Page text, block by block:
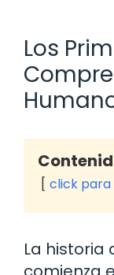
Los
click para
La historia